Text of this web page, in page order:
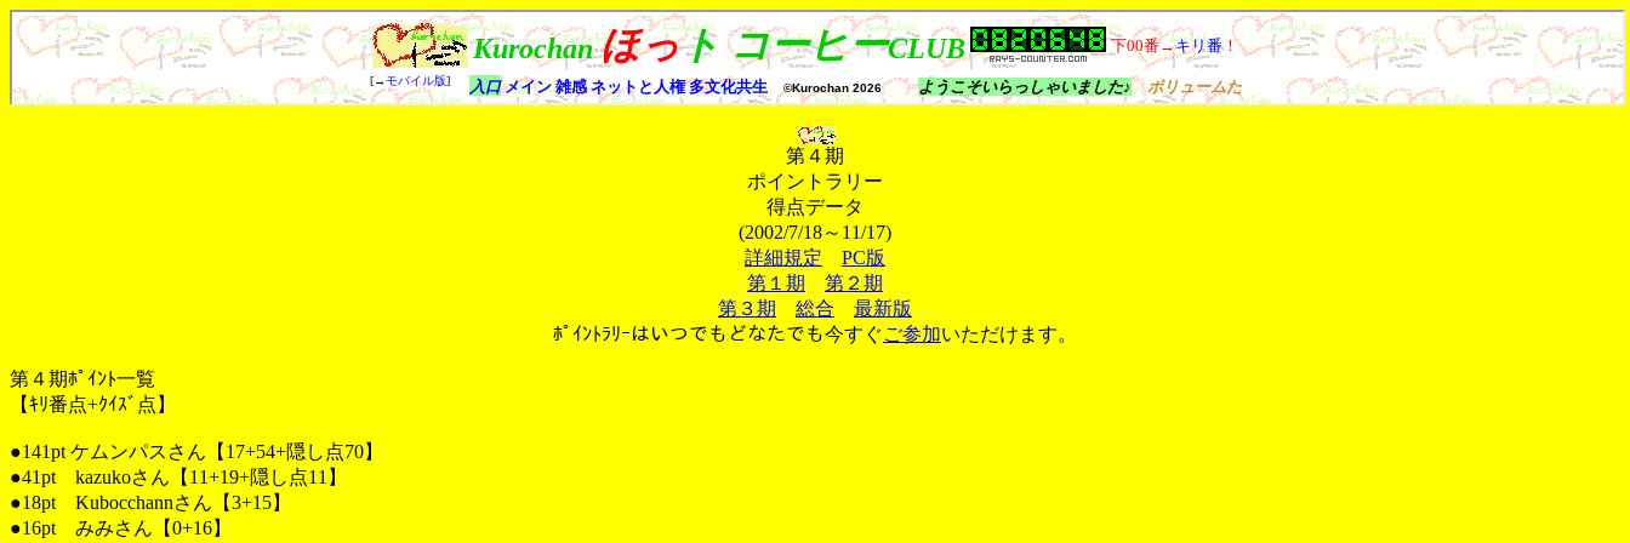
第４期
ポイントラリー
得点データ
(2002/7/18～11/17)
詳細規定
PC版
第１期
第２期
第３期
総合
最新版
ﾎﾟｲﾝﾄﾗﾘｰはいつでもどなたでも今すぐご参加いただけます。
第４期ﾎﾟｲﾝﾄ一覧
【ｷﾘ番点+ｸｲｽﾞ点】
●141pt ケムンパスさん【17+54+隠し点70】
●41pt kazukoさん【11+19+隠し点11】
●18pt Kubocchannさん【3+15】
●16pt みみさん【0+16】